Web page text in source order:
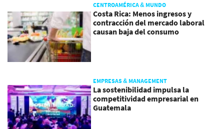
CENTROAMÉRICA & MUNDO
Costa Rica: Menos ingresos y
contracción del mercado laboral
causan baja del consumo
EMPRESAS & MANAGEMENT
La sostenibilidad impulsa la
competitividad empresarial en
Guatemala